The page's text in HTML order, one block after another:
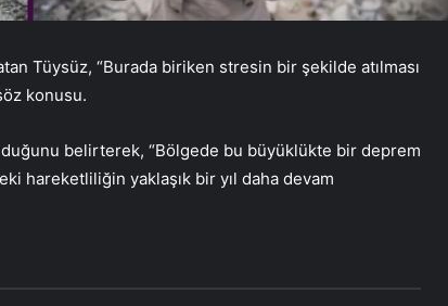
Tüysüz, “Burada biriken stresin bir şekilde atılması
konusu.
belirterek, “Bölgede bu büyüklükte bir deprem
hareketliliğin yaklaşık bir yıl daha devam